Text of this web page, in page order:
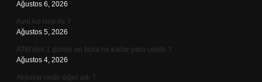
Ağustos 6, 2026
Avni kız ismi mi ?
Ağustos 5, 2026
ATM’den 1 günde en fazla ne kadar para çekilir ?
Ağustos 4, 2026
Akyuvar nedir diğer adı ?